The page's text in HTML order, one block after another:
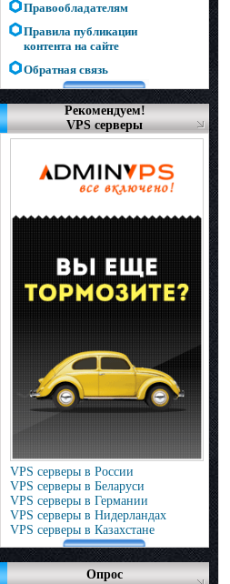
Правообладателям
Правила публикации
контента на сайте
Обратная связь
Рекомендуем!
VPS серверы
VPS серверы в России
VPS серверы в Беларуси
VPS серверы в Германии
VPS серверы в Нидерландах
VPS серверы в Казахстане
Опрос